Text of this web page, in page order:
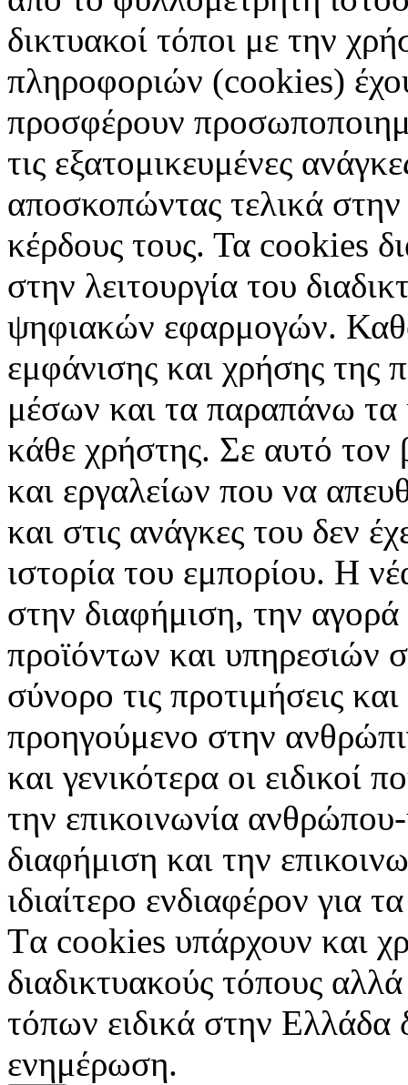
δικτυακοί τόποι με την
πληροφοριών (cookies)
προσφέρουν
τις εξατομικευμένες
αποσκοπώντας τελικά
κέρδους τους. Τα cookies
στην λειτουργία του
ψηφιακών εφαρμογών.
εμφάνισης και χρήσης της
μέσων και τα παραπάνω τα
κάθε χρήστης. Σε αυτό
και εργαλείων που να
και στις ανάγκες του δεν
ιστορία του εμπορίου. Η
στην διαφήμιση, την
προϊόντων και υπηρεσιών
σύνορο τις προτιμήσεις
προηγούμενο στην
και γενικότερα οι ειδικοί
την επικοινωνία
διαφήμιση και την
ιδιαίτερο ενδιαφέρον για
Tα cookies υπάρχουν και
διαδικτυακούς τόπους
τόπων ειδικά στην Ελλάδα
ενημέρωση.